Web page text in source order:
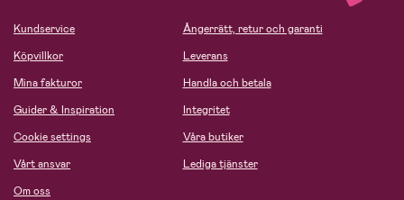
Kundservice
Köpvillkor
Mina fakturor
Guider & Inspiration
Cookie settings
Vårt ansvar
Om oss
Ångerrätt, retur och garanti
Leverans
Handla och betala
Integritet
Våra butiker
Lediga tjänster